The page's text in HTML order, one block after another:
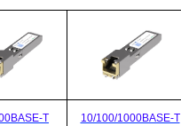
T
10/100/1000BASE-T